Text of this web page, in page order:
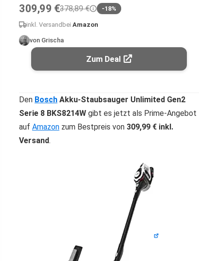
309,99 €378,89 € -18%
inkl. Versand bei Amazon
von Grischa
Zum Deal
Den Bosch Akku-Staubsauger Unlimited Gen2
Serie 8 BKS8214W gibt es jetzt als Prime-Angebot
auf Amazon zum Bestpreis von 309,99 € inkl.
Versand.